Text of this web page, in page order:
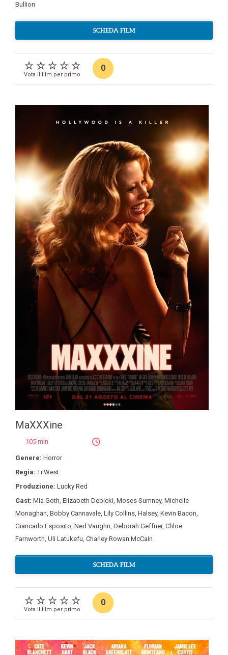
Bullion
SCHEDA FILM
Vota il film per primo
0
MaXXXine
105 min
Genere: Horror
Regia:Ti West
Produzione: Lucky Red
Cast: Mia Goth, Elizabeth Debicki, Moses Sumney, Michelle
Monaghan, Bobby Cannavale, Lily Collins, Halsey, Kevin Bacon,
Giancarlo Esposito, Ned Vaughn, Deborah Geffner, Chloe
Farnworth, Uli Latukefu, Charley Rowan McCain
SCHEDA FILM
Vota il film per primo
0